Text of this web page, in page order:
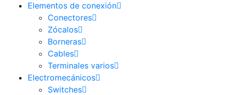
Elementos de conexión
Conectores
Zócalos
Borneras
Cables
Terminales varios
Electromecánicos
Switches